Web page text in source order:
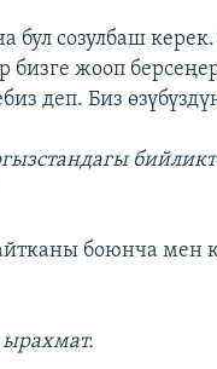
бул созулбаш
бизге жооп
деп. Биз
боюнча мен